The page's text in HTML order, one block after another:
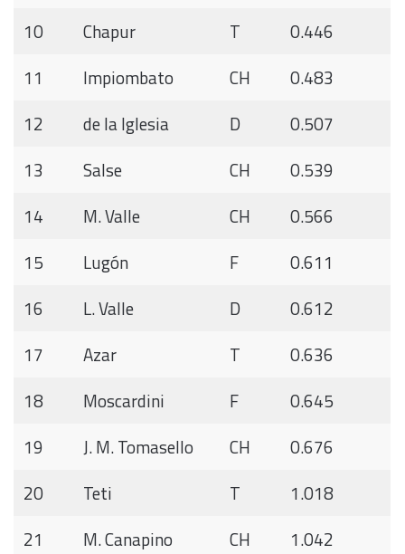
10
Chapur T
0.446
11
Impiombato CH
0.483
12
de la Iglesia D
0.507
13
Salse CH
0.539
14
M. Valle CH
0.566
15
Lugón F
0.611
16
L. Valle D
0.612
17
Azar T
0.636
18
Moscardini F
0.645
19
J. M. Tomasello CH
0.676
20
Teti T
1.018
21
M. Canapino CH
1.042